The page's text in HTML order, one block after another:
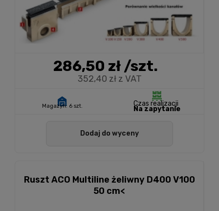
286,50 zł/szt.
352,40 zł z VAT
Magazyn: 6 szt. Czas realizacji
Na zapytanie
Dodaj do wyceny
Ruszt ACO Multiline żeliwny D400 V100
50 cm<